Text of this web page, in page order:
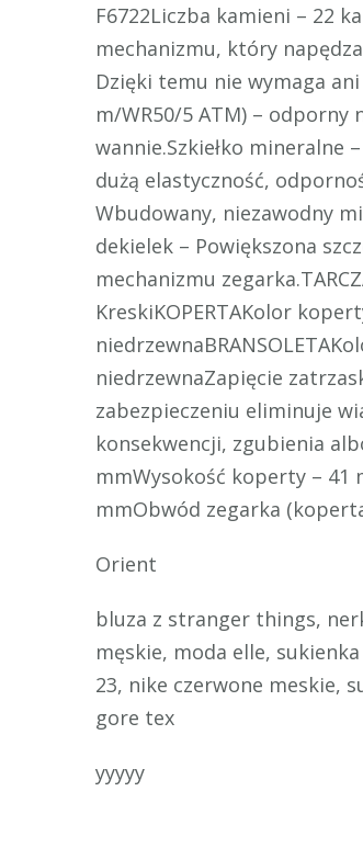
F6722Liczba kamieni – 22
mechanizmu, który
Dzięki temu nie wymaga
m/WR50/5 ATM) – odporny
wannie.Szkiełko mineralne
dużą elastyczność,
Wbudowany, niezawodny
dekielek – Powiększona
mechanizmu
KreskiKOPERTAKolor
niedrzewnaZapięcie
zabezpieczeniu eliminuje
konsekwencji, zgubienia
mmWysokość koperty – 41
mmObwód zegarka
Orient
bluza z stranger things,
męskie, moda elle,
23, nike czerwone meskie,
gore tex
yyyyy